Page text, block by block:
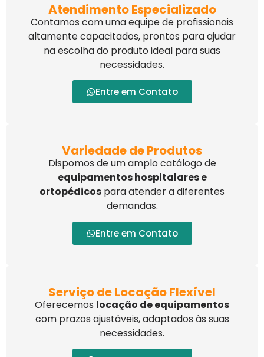
Atendimento Especializado
Contamos com uma equipe de profissionais
altamente capacitados, prontos para ajudar
na escolha do produto ideal para suas
necessidades.
Entre em Contato
Variedade de Produtos
Dispomos de um amplo catálogo de
equipamentos hospitalares e
ortopédicos para atender a diferentes
demandas.
Entre em Contato
Serviço de Locação Flexível
Oferecemos locação de equipamentos
com prazos ajustáveis, adaptados às suas
necessidades.